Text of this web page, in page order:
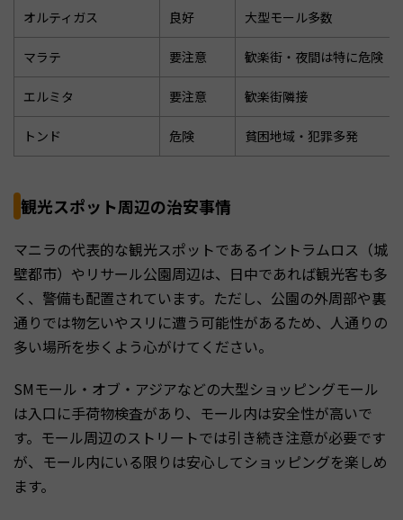
オルティガス 良好 大型モール多数
マラテ 要注意 歓楽街・夜間は特に危険
エルミタ 要注意 歓楽街隣接
トンド 危険 貧困地域・犯罪多発
観光スポット周辺の治安事情
マニラの代表的な観光スポットであるイントラムロス（城
壁都市）やリサール公園周辺は、日中であれば観光客も多
く、警備も配置されています。ただし、公園の外周部や裏
通りでは物乞いやスリに遭う可能性があるため、人通りの
多い場所を歩くよう心がけてください。
SMモール・オブ・アジアなどの大型ショッピングモール
は入口に手荷物検査があり、モール内は安全性が高いで
す。モール周辺のストリートでは引き続き注意が必要です
が、モール内にいる限りは安心してショッピングを楽しめ
ます。